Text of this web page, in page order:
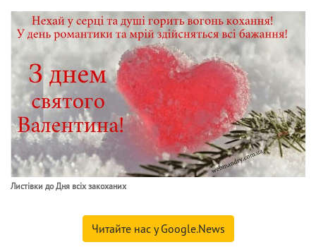
Листівки до Дня всіх закоханих
Читайте нас у Google.News